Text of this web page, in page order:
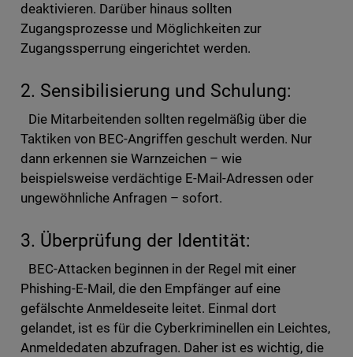
deaktivieren. Darüber hinaus sollten
Zugangsprozesse und Möglichkeiten zur
Zugangssperrung eingerichtet werden.
2. Sensibilisierung und Schulung:
Die Mitarbeitenden sollten regelmäßig über die
Taktiken von BEC-Angriffen geschult werden. Nur
dann erkennen sie Warnzeichen – wie
beispielsweise verdächtige E-Mail-Adressen oder
ungewöhnliche Anfragen – sofort.
3. Überprüfung der Identität:
BEC-Attacken beginnen in der Regel mit einer
Phishing-E-Mail, die den Empfänger auf eine
gefälschte Anmeldeseite leitet. Einmal dort
gelandet, ist es für die Cyberkriminellen ein Leichtes,
Anmeldedaten abzufragen. Daher ist es wichtig, die